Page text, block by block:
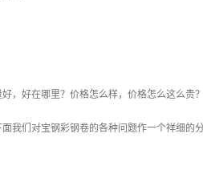
，好在哪里？价格怎么样，价格怎么这么
我们对宝钢彩钢卷的各种问题作一个祥细的分